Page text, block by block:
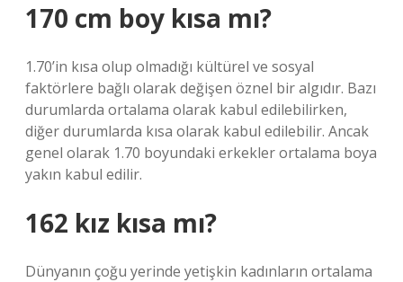
170 cm boy kısa mı?
1.70’in kısa olup olmadığı kültürel ve sosyal
faktörlere bağlı olarak değişen öznel bir algıdır. Bazı
durumlarda ortalama olarak kabul edilebilirken,
diğer durumlarda kısa olarak kabul edilebilir. Ancak
genel olarak 1.70 boyundaki erkekler ortalama boya
yakın kabul edilir.
162 kız kısa mı?
Dünyanın çoğu yerinde yetişkin kadınların ortalama